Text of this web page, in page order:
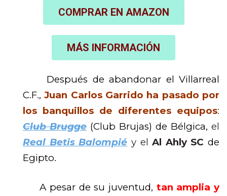
COMPRAR EN AMAZON
MÁS INFORMACIÓN
Después de abandonar el Villarreal
C.F., Juan Carlos Garrido ha pasado por
los banquillos de diferentes equipos:
Club Brugge (Club Brujas) de Bélgica, el
Real Betis Balompié y elAl Ahly SC de
Egipto.
A pesar de su juventud, tan amplia y